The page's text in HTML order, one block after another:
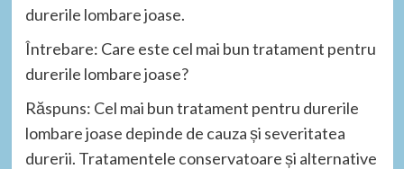
durerile lombare joase.
Întrebare: Care este cel mai bun tratament pentru
durerile lombare joase?
Răspuns: Cel mai bun tratament pentru durerile
lombare joase depinde de cauza și severitatea
durerii. Tratamentele conservatoare și alternative